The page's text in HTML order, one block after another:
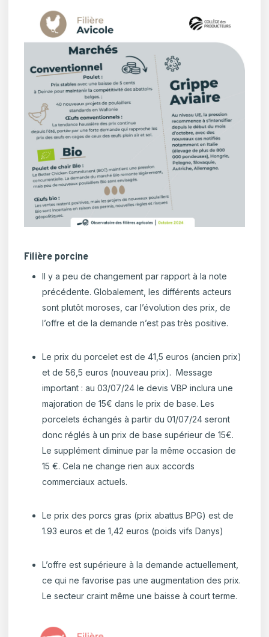
Filière porcine
Il y a peu de changement par rapport à la note
précédente. Globalement, les différents acteurs
sont plutôt moroses, car l’évolution des prix, de
l’offre et de la demande n’est pas très positive.
Le prix du porcelet est de 41,5 euros (ancien prix)
et de 56,5 euros (nouveau prix).Message
important : au 03/07/24 le devis VBP inclura une
majoration de 15€ dans le prix de base. Les
porcelets échangés à partir du 01/07/24 seront
donc réglés à un prix de base supérieur de 15€.
Le supplément diminue par la même occasion de
15 €. Cela ne change rien aux accords
commerciaux actuels.
Le prix des porcs gras (prix abattus BPG) est de
1.93 euros et de 1,42 euros (poids vifs Danys)
L’offre est supérieure à la demande actuellement,
ce qui ne favorise pas une augmentation des prix.
Le secteur craint même une baisse à court terme.